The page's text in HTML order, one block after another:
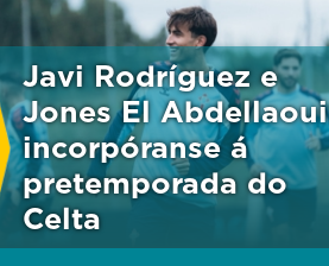
Javi Rodríguez e
Jones El Abdellaoui
incorpóranse á
pretemporada do
Celta